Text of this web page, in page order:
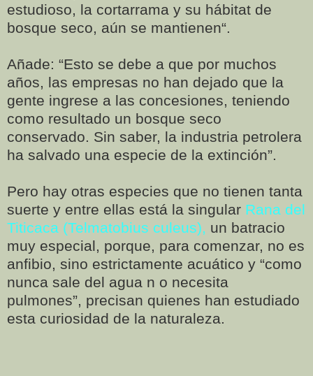
estudioso, la cortarrama y su hábitat de
bosque seco, aún se mantienen“.
Añade: “Esto se debe a que por muchos
años, las empresas no han dejado que la
gente ingrese a las concesiones, teniendo
como resultado un bosque seco
conservado. Sin saber, la industria petrolera
ha salvado una especie de la extinción”.
Pero hay otras especies que no tienen tanta
suerte y entre ellas está la singular Rana del
Titicaca (Telmatobius culeus), un batracio
muy especial, porque, para comenzar, no es
anfibio, sino estrictamente acuático y “como
nunca sale del agua n o necesita
pulmones”, precisan quienes han estudiado
esta curiosidad de la naturaleza.